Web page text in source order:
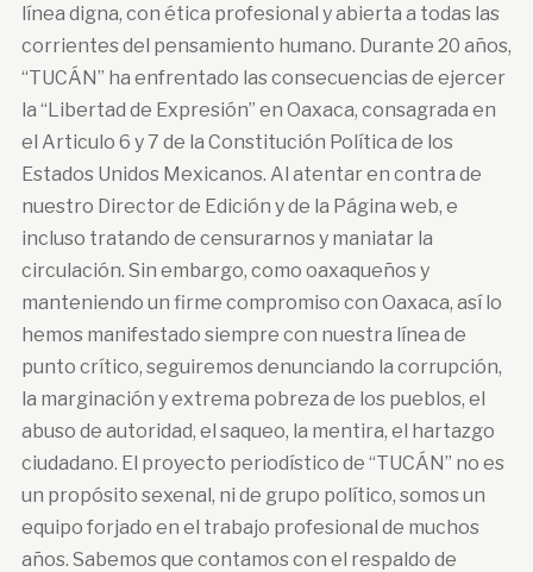
línea digna, con ética profesional y abierta a todas las
corrientes del pensamiento humano. Durante 20 años,
“TUCÁN” ha enfrentado las consecuencias de ejercer
la “Libertad de Expresión” en Oaxaca, consagrada en
el Articulo 6 y 7 de la Constitución Política de los
Estados Unidos Mexicanos. Al atentar en contra de
nuestro Director de Edición y de la Página web, e
incluso tratando de censurarnos y maniatar la
circulación. Sin embargo, como oaxaqueños y
manteniendo un firme compromiso con Oaxaca, así lo
hemos manifestado siempre con nuestra línea de
punto crítico, seguiremos denunciando la corrupción,
la marginación y extrema pobreza de los pueblos, el
abuso de autoridad, el saqueo, la mentira, el hartazgo
ciudadano. El proyecto periodístico de “TUCÁN” no es
un propósito sexenal, ni de grupo político, somos un
equipo forjado en el trabajo profesional de muchos
años. Sabemos que contamos con el respaldo de